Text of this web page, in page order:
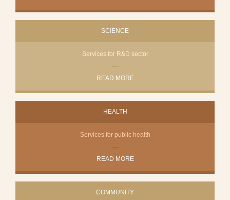
SCIENCE
Services for R&D sector
READ MORE
HEALTH
Services for public health
READ MORE
COMMUNITY